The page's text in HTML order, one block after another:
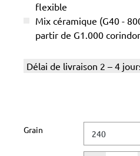
flexible
Mix céramique (G40 -
partir de G1.000
Délai de livraison 2 – 4
Sélectionnez
Grain